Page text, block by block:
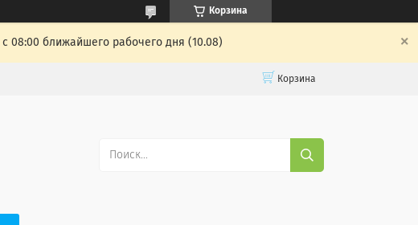
Корзина
08:00 ближайшего рабочего дня (10.08)
Корзина